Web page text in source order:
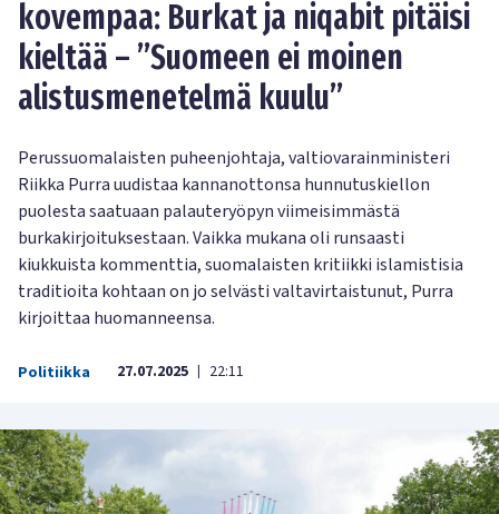
kovempaa: Burkat ja niqabit pitäisi
kieltää – ”Suomeen ei moinen
alistusmenetelmä kuulu”
Perussuomalaisten puheenjohtaja, valtiovarainministeri
Riikka Purra uudistaa kannanottonsa hunnutuskiellon
puolesta saatuaan palauteryöpyn viimeisimmästä
burkakirjoituksestaan. Vaikka mukana oli runsaasti
kiukkuista kommenttia, suomalaisten kritiikki islamistisia
traditioita kohtaan on jo selvästi valtavirtaistunut, Purra
kirjoittaa huomanneensa.
Politiikka 27.07.2025 | 22:11